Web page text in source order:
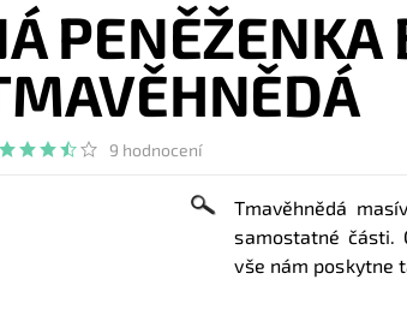
PENĚŽENKA
9 hodnocení
Tmavěhnědá
samostatné části.
vše nám poskytne